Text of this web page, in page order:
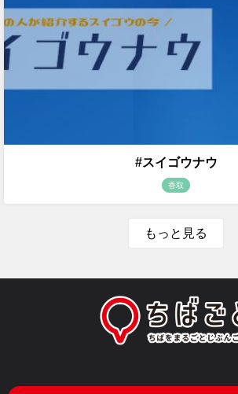
#スイゴウナウ
香取
もっと見る